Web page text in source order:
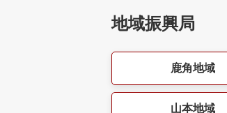
地域振興局
鹿角地域
山本地域